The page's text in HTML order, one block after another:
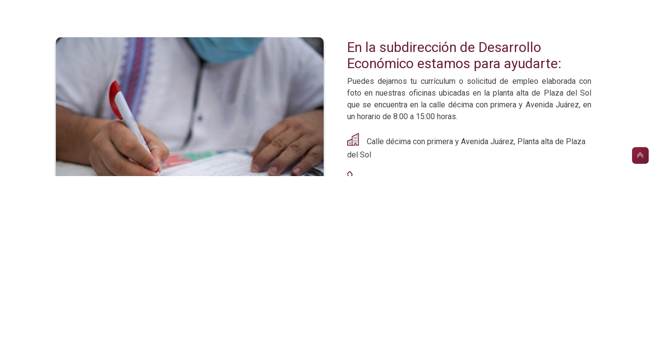
En la subdirección de Desarrollo
Económico estamos para ayudarte:
Puedes dejarnos tu currículum o solicitud de empleo elaborada con
foto en nuestras oficinas ubicadas en la planta alta de Plaza del Sol
que se encuentra en la calle décima con primera y Avenida Juárez, en
un horario de 8:00 a 15:00 horas.
Calle décima con primera y Avenida Juárez, Planta alta de Plaza
del Sol